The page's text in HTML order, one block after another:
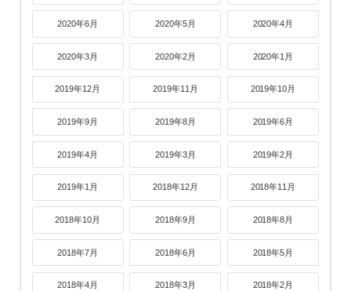
2020年6月 2020年5月 2020年4月
2020年3月 2020年2月 2020年1月
2019年12月 2019年11月 2019年10月
2019年9月 2019年8月 2019年6月
2019年4月 2019年3月 2019年2月
2019年1月 2018年12月 2018年11月
2018年10月 2018年9月 2018年8月
2018年7月 2018年6月 2018年5月
2018年4月 2018年3月 2018年2月